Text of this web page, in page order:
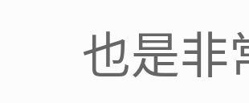
也是非